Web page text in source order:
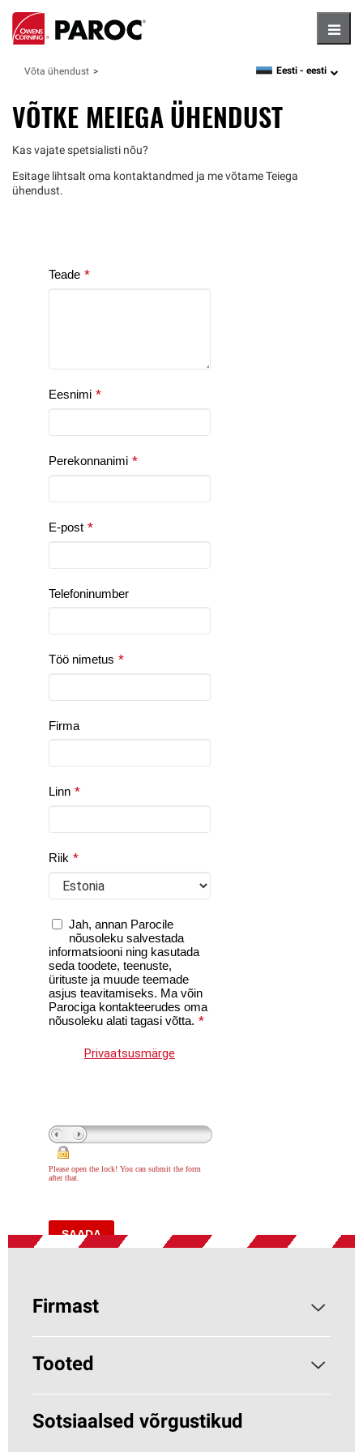
Võta ühendust language
Eesti - eesti
VÕTKE MEIEGA ÜHENDUST
Kas vajate spetsialisti nõu?
Esitage lihtsalt oma kontaktandmed ja me võtame Teiega
ühendust.
Firmast
Parocist
Miks kivivill?
Jätkusuutlikkus
Tooted
Hoonete soojustamine
Sotsiaalsed võrgustikud